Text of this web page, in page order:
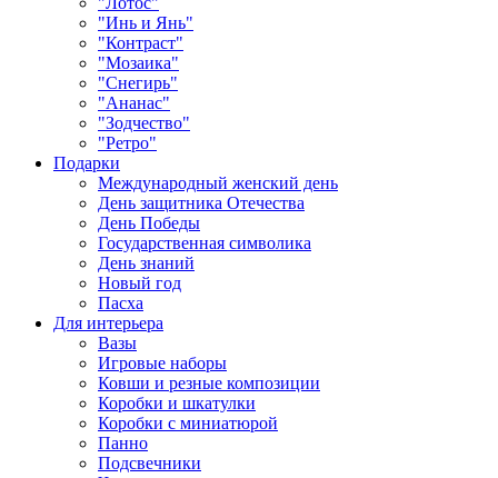
"Инь и Янь"
"Контраст"
"Мозаика"
"Снегирь"
"Ананас"
"Зодчество"
"Ретро"
Подарки
Международный женский день
День защитника Отечества
День Победы
Государственная символика
День знаний
Новый год
Пасха
Для интерьера
Вазы
Игровые наборы
Ковши и резные композиции
Коробки и шкатулки
Коробки с миниатюрой
Панно
Подсвечники